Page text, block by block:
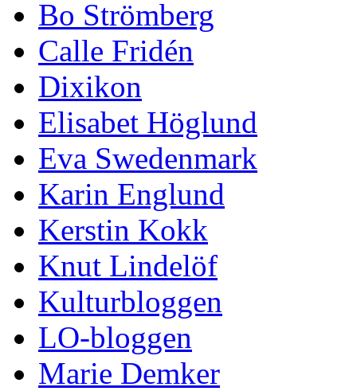
Bo Strömberg
Calle Fridén
Dixikon
Elisabet Höglund
Eva Swedenmark
Karin Englund
Kerstin Kokk
Knut Lindelöf
Kulturbloggen
LO-bloggen
Marie Demker